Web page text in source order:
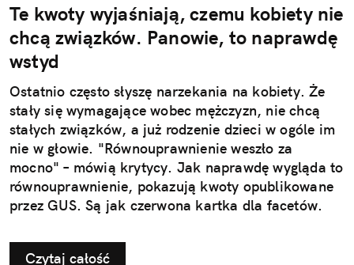
Te kwoty wyjaśniają, czemu kobiety nie
chcą związków. Panowie, to naprawdę
wstyd
Ostatnio często słyszę narzekania na kobiety. Że
stały się wymagające wobec mężczyzn, nie chcą
stałych związków, a już rodzenie dzieci w ogóle im
nie w głowie. "Równouprawnienie weszło za
mocno" – mówią krytycy. Jak naprawdę wygląda to
równouprawnienie, pokazują kwoty opublikowane
przez GUS. Są jak czerwona kartka dla facetów.
Czytaj całość